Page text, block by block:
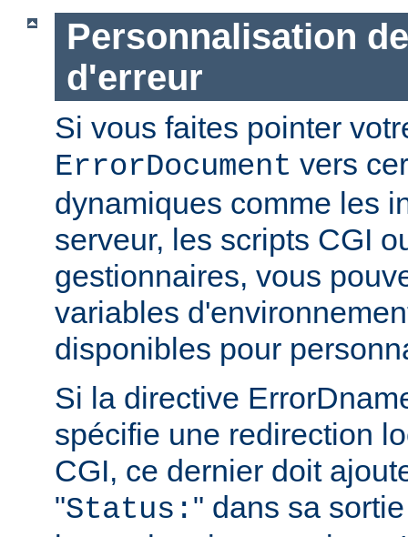
Personnalisation
d'erreur
Si vous faites pointer
ErrorDocument vers
dynamiques comme les
serveur, les scripts CGI
gestionnaires, vous
variables
disponibles pour
Si la directive
spécifie une redirection
CGI, ce dernier doit
"Status: " dans sa